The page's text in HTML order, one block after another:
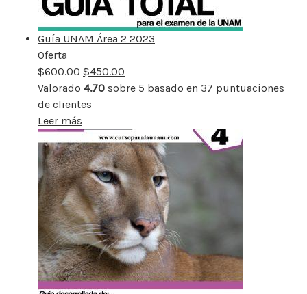
Guía UNAM Área 2 2023
Oferta
rebajado
$600.00 $450.00
Valorado 4.70 sobre 5 basado en 37 puntuaciones
de clientes
Leer más